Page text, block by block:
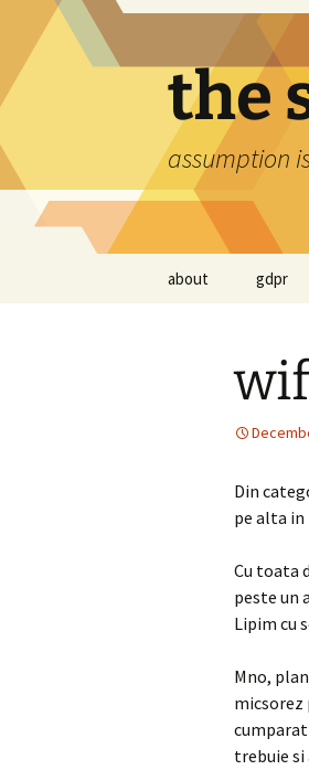
content
the
assumption
about gdpr
Din
pe alta in
Cu toata
peste un
Lipim cu
Mno,
micsorez
cumparat
trebuie si